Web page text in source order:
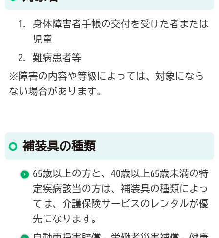
身体障害者手帳の交付を受けた者または
児童
難病患者等
※障害の内容や等級によっては、対象になら
ない場合があります。
補装具の種類
65歳以上の方と、40歳以上65歳未満の特
定疾病該当の方は、補装具の種類によっ
ては、介護保険サービスのレンタルが優
先になります。